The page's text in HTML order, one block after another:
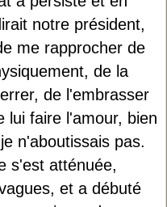
notre président,
me rapprocher de
de la
de l'embrasser
lui faire l'amour, bien
n'aboutissais pas.
s'est atténuée,
et a débuté